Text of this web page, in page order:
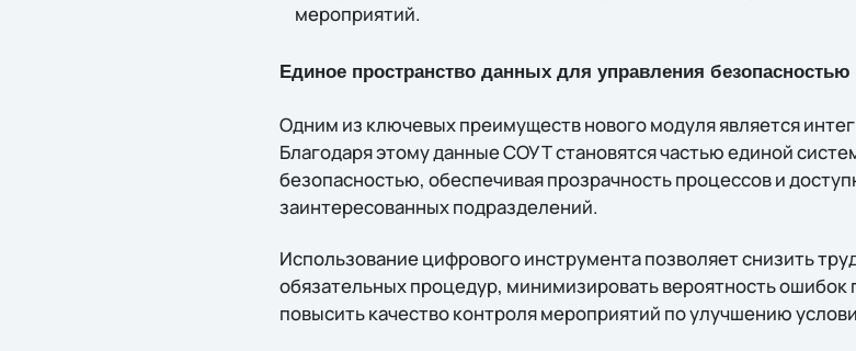
мероприятий.
Единое пространство данных для управления безопасностью
Одним из ключевых преимуществ нового модуля является
Благодаря этому данные СОУТ становятся частью единой
безопасностью, обеспечивая прозрачность процессов и
заинтересованных подразделений.
Использование цифрового инструмента позволяет снизить
обязательных процедур, минимизировать вероятность ошибок
повысить качество контроля мероприятий по улучшению